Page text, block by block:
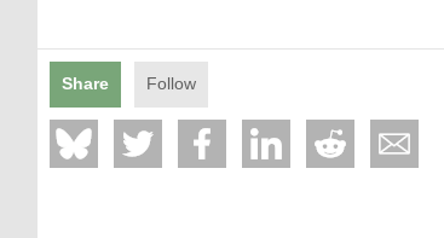
Share Follow